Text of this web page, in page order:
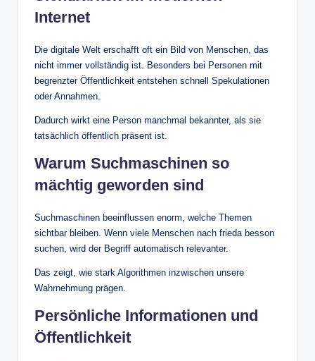
Internet
Die digitale Welt erschafft oft ein Bild von Menschen, das
nicht immer vollständig ist. Besonders bei Personen mit
begrenzter Öffentlichkeit entstehen schnell Spekulationen
oder Annahmen.
Dadurch wirkt eine Person manchmal bekannter, als sie
tatsächlich öffentlich präsent ist.
Warum Suchmaschinen so
mächtig geworden sind
Suchmaschinen beeinflussen enorm, welche Themen
sichtbar bleiben. Wenn viele Menschen nach frieda besson
suchen, wird der Begriff automatisch relevanter.
Das zeigt, wie stark Algorithmen inzwischen unsere
Wahrnehmung prägen.
Persönliche Informationen und
Öffentlichkeit